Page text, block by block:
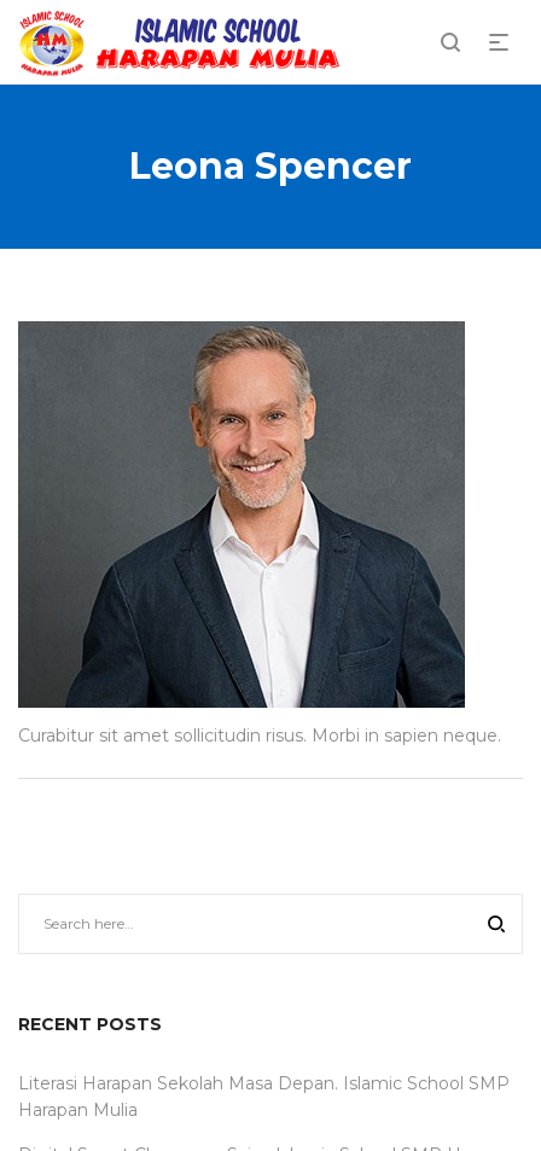
Leona Spencer
Curabitur sit amet sollicitudin risus. Morbi in sapien neque.
RECENT POSTS
Literasi Harapan Sekolah Masa Depan. Islamic School SMP
Harapan Mulia